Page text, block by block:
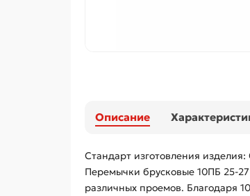
Описание
Стандарт изготовления изделия:
Перемычки брусковые 10ПБ 25-
различных проемов. Благодаря